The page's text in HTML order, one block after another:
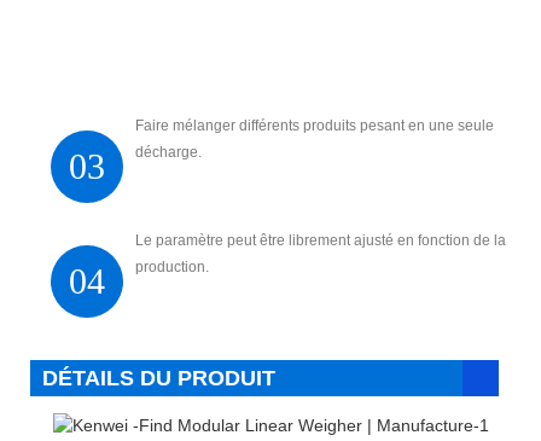
03
Faire mélanger différents produits pesant en une seule
décharge.
04
Le paramètre peut être librement ajusté en fonction de la
production.
DÉTAILS DU PRODUIT